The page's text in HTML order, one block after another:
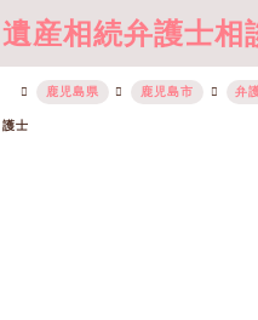
遺産相続弁護士相
鹿児島県 鹿児島市 弁
護士